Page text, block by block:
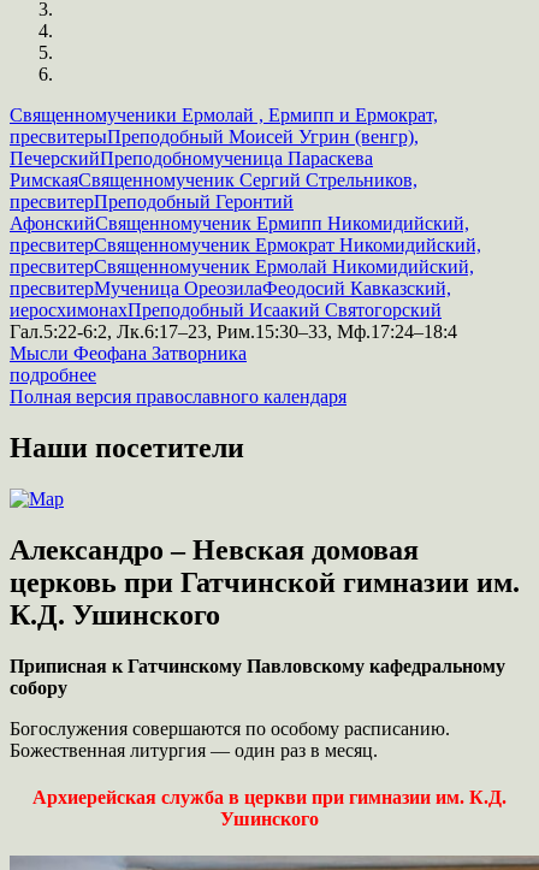
Священномученики Ермолай , Ермипп и Ермократ,
пресвитерыПреподобный Моисей Угрин (венгр),
ПечерскийПреподобномученица Параскева
РимскаяСвященномученик Сергий Стрельников,
пресвитерПреподобный Геронтий
АфонскийСвященномученик Ермипп Никомидийский,
пресвитерСвященномученик Ермократ Никомидийский,
пресвитерСвященномученик Ермолай Никомидийский,
пресвитерМученица ОреозилаФеодосий Кавказский,
иеросхимонахПреподобный Исаакий Святогорский
Гал.5:22-6:2, Лк.6:17–23, Рим.15:30–33, Мф.17:24–18:4
Мысли Феофана Затворника
подробнее
Полная версия православного календаря
Наши посетители
Александро – Невская домовая
церковь при Гатчинской гимназии им.
К.Д. Ушинского
Приписная к Гатчинскому Павловскому кафедральному
собору
Богослужения совершаются по особому расписанию.
Божественная литургия — один раз в месяц.
Архиерейская служба в церкви при гимназии им. К.Д.
Ушинского